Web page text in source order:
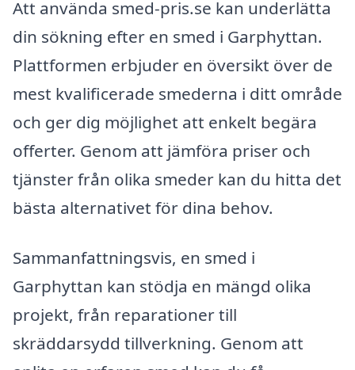
Att använda smed-pris.se kan underlätta
din sökning efter en smed i Garphyttan.
Plattformen erbjuder en översikt över de
mest kvalificerade smederna i ditt område
och ger dig möjlighet att enkelt begära
offerter. Genom att jämföra priser och
tjänster från olika smeder kan du hitta det
bästa alternativet för dina behov.
Sammanfattningsvis, en smed i
Garphyttan kan stödja en mängd olika
projekt, från reparationer till
skräddarsydd tillverkning. Genom att